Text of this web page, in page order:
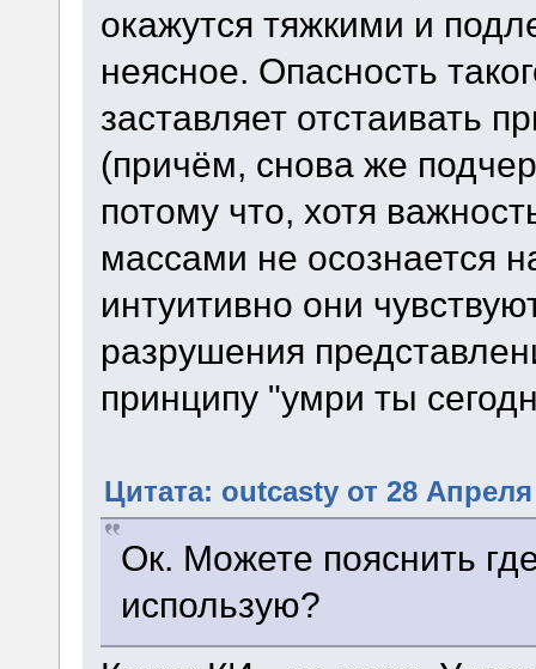
окажутся тяжкими и
неясное. Опасность
заставляет отстаивать
(причём, снова же
потому что, хотя
массами не осознается
интуитивно они
разрушения
принципу "умри ты
Цитата: outcasty от 28 Апреля
Ок. Можете пояснить
использую?